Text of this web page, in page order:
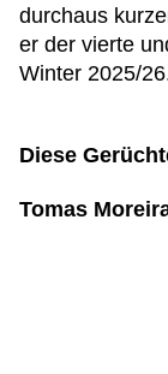
durchaus
er der vierte
Winter 2025/
Diese
Tomas